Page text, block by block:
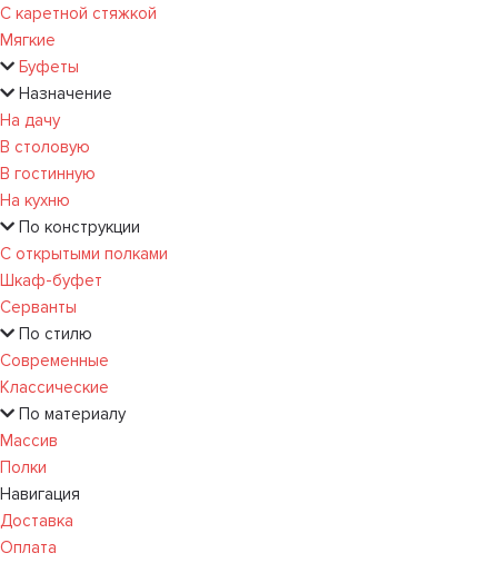
С каретной стяжкой
Мягкие
Буфеты
Назначение
На дачу
В столовую
В гостинную
На кухню
По конструкции
С открытыми полками
Шкаф-буфет
Серванты
По стилю
Современные
Классические
По материалу
Массив
Полки
Навигация
Доставка
Оплата